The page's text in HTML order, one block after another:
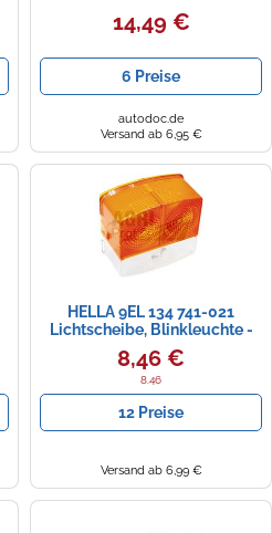
14,49 €
6 Preise
autodoc.de
Versand ab 6,95 €
HELLA 9EL 134 741-021
Lichtscheibe, Blinkleuchte -
links
8,46 €
8.46
12 Preise
Versand ab 6,99 €